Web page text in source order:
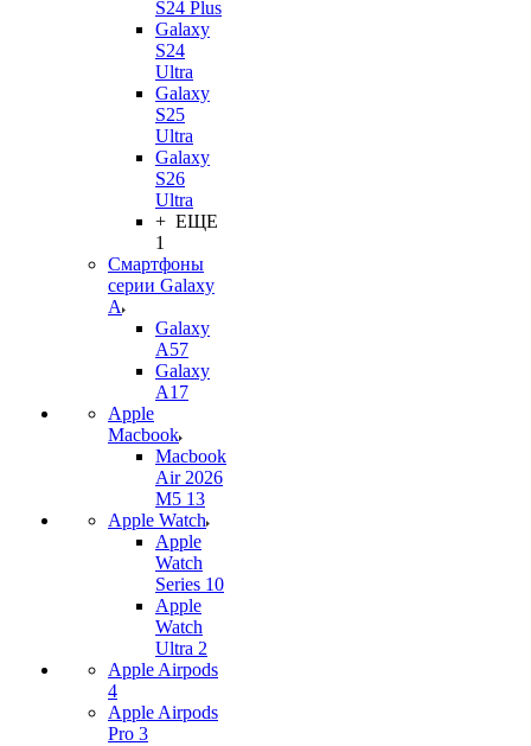
S24 Plus
Galaxy
S24
Ultra
Galaxy
S25
Ultra
Galaxy
S26
Ultra
+ ЕЩЕ
1
Смартфоны
серии Galaxy
A
Galaxy
A57
Galaxy
A17
Apple
Macbook
Macbook
Air 2026
M5 13
Apple Watch
Apple
Watch
Series 10
Apple
Watch
Ultra 2
Apple Airpods
4
Apple Airpods
Pro 3